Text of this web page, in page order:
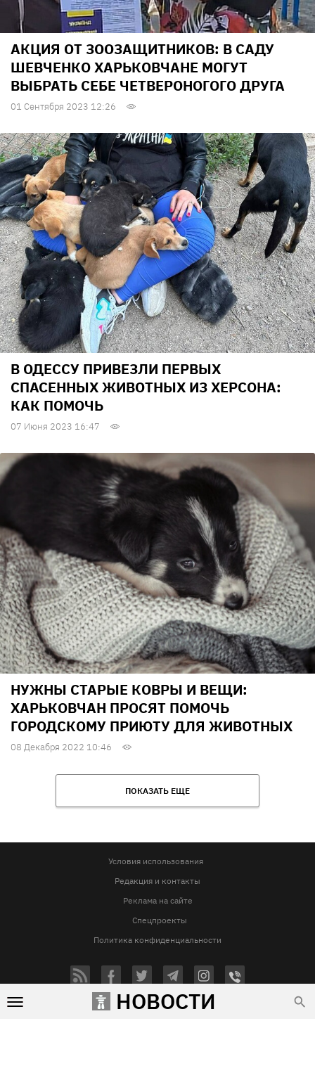
НОВОСТИ
АКЦИЯ ОТ ЗООЗАЩИТНИКОВ: В САДУ
ШЕВЧЕНКО ХАРЬКОВЧАНЕ МОГУТ
ВЫБРАТЬ СЕБЕ ЧЕТВЕРОНОГОГО ДРУГА
01 Сентября 2023 12:26
В ОДЕССУ ПРИВЕЗЛИ ПЕРВЫХ
СПАСЕННЫХ ЖИВОТНЫХ ИЗ ХЕРСОНА:
КАК ПОМОЧЬ
07 Июня 2023 16:47
НУЖНЫ СТАРЫЕ КОВРЫ И ВЕЩИ:
ХАРЬКОВЧАН ПРОСЯТ ПОМОЧЬ
ГОРОДСКОМУ ПРИЮТУ ДЛЯ ЖИВОТНЫХ
08 Декабря 2022 10:46
ПОКАЗАТЬ ЕЩЕ
Условия использования
Редакция и контакты
Реклама на сайте
Спецпроекты
Политика конфиденциальности
Использование материалов Vgorode.ua разрешается только при условии прямой и открытой для поисковых
систем гиперссылки на сайт vgorode.ua. Гиперссылка обязательна вне зависимости от полного либо